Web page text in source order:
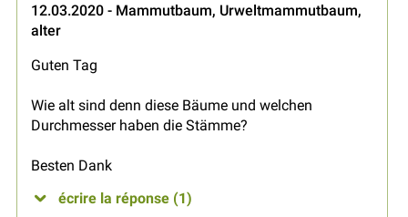
12.03.2020 - Mammutbaum, Urweltmammutbaum,
alter
Guten Tag
Wie alt sind denn diese Bäume und welchen
Durchmesser haben die Stämme?
Besten Dank
écrire la réponse (1)